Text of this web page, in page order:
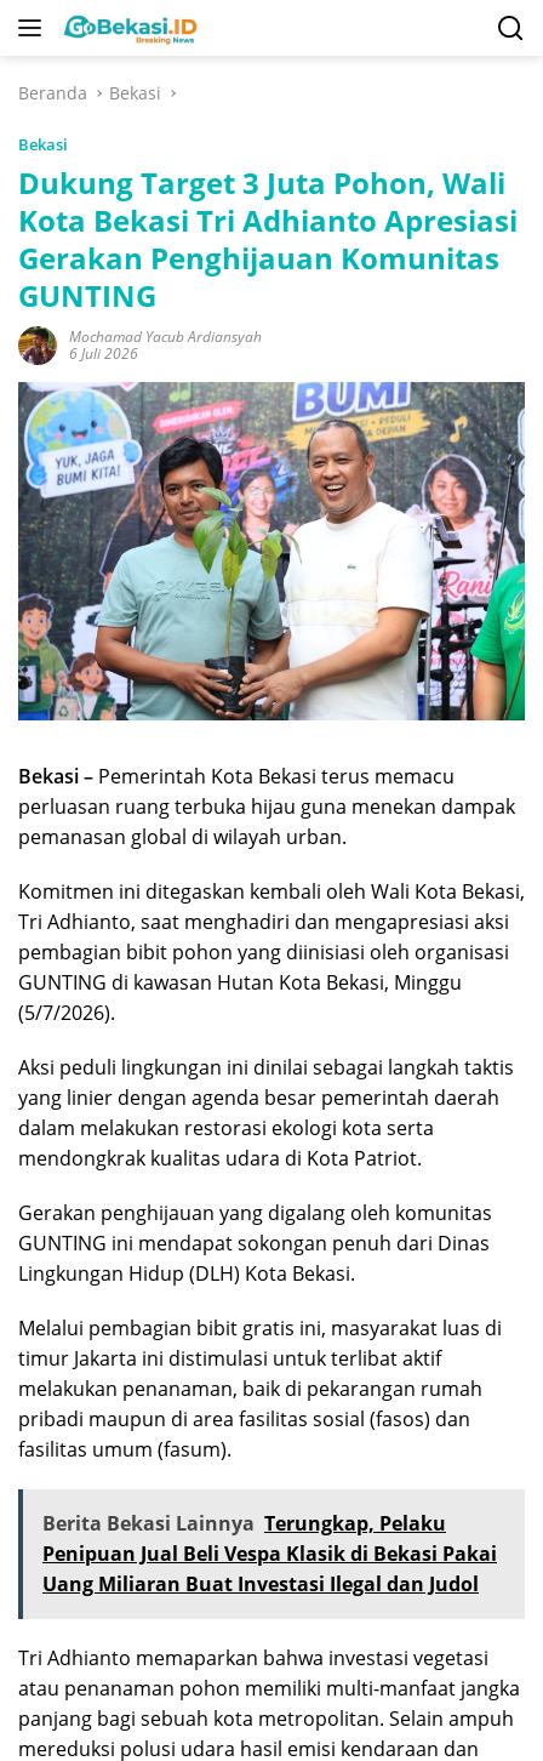
Langsung
Beranda
Bekasi
Bekasi
Dukung Target 3 Juta Pohon, Wali
Kota Bekasi Tri Adhianto Apresiasi
Gerakan Penghijauan Komunitas
GUNTING
Mochamad Yacub Ardiansyah
6 Juli 2026
Bekasi – Pemerintah Kota Bekasi terus memacu
perluasan ruang terbuka hijau guna menekan dampak
pemanasan global di wilayah urban.
Komitmen ini ditegaskan kembali oleh Wali Kota Bekasi,
Tri Adhianto, saat menghadiri dan mengapresiasi aksi
pembagian bibit pohon yang diinisiasi oleh organisasi
GUNTING di kawasan Hutan Kota Bekasi, Minggu
(5/7/2026).
Aksi peduli lingkungan ini dinilai sebagai langkah taktis
yang linier dengan agenda besar pemerintah daerah
dalam melakukan restorasi ekologi kota serta
mendongkrak kualitas udara di Kota Patriot.
Gerakan penghijauan yang digalang oleh komunitas
GUNTING ini mendapat sokongan penuh dari Dinas
Lingkungan Hidup (DLH) Kota Bekasi.
Melalui pembagian bibit gratis ini, masyarakat luas di
timur Jakarta ini distimulasi untuk terlibat aktif
melakukan penanaman, baik di pekarangan rumah
pribadi maupun di area fasilitas sosial (fasos) dan
fasilitas umum (fasum).
Berita Bekasi Lainnya Terungkap, Pelaku
Penipuan Jual Beli Vespa Klasik di Bekasi Pakai
Uang Miliaran Buat Investasi Ilegal dan Judol
Tri Adhianto memaparkan bahwa investasi vegetasi
atau penanaman pohon memiliki multi-manfaat jangka
panjang bagi sebuah kota metropolitan. Selain ampuh
mereduksi polusi udara hasil emisi kendaraan dan